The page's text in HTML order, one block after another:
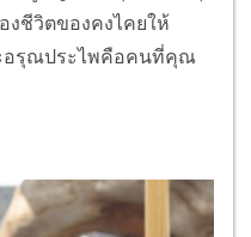
งชีวิตของคงไคยให้
อรุณประไพคือคนที่คุณ